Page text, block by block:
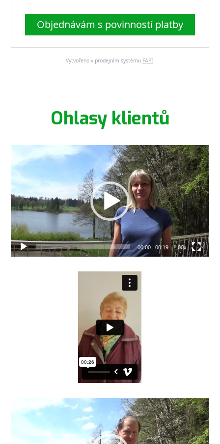
Objednávám s povinností platby
Vytvořeno v prodejním systému FAPI.
Ohlasy klientů
přehrávač
00:00| 00:19 1.00x
přehrávač